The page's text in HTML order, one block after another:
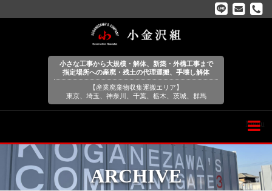
小さな工事から大規模・解体、新築・外構工事まで
指定場所への産廃・残土の代理運搬、手壊し解体
【産業廃棄物収集運搬エリア】
東京、埼玉、神奈川、千葉、栃木、茨城、群馬
Menu
ARCHIVE